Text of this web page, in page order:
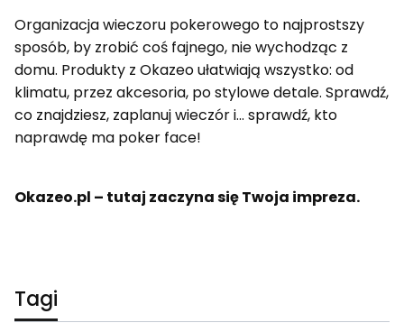
Organizacja wieczoru pokerowego to najprostszy
sposób, by zrobić coś fajnego, nie wychodząc z
domu. Produkty z Okazeo ułatwiają wszystko: od
klimatu, przez akcesoria, po stylowe detale. Sprawdź,
co znajdziesz, zaplanuj wieczór i... sprawdź, kto
naprawdę ma poker face!
Okazeo.pl – tutaj zaczyna się Twoja impreza.
Tagi